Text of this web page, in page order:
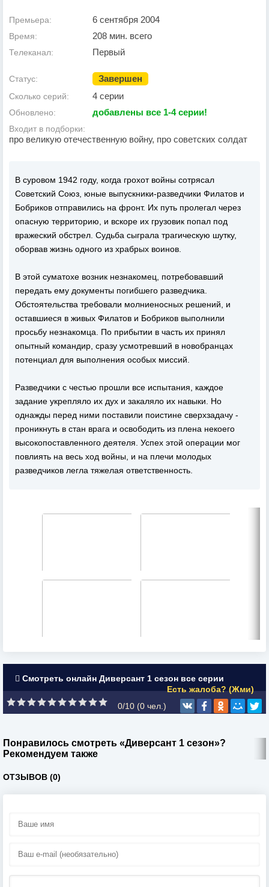
Премьера: 6 сентября 2004
Время: 208 мин. всего
Телеканал: Первый
Статус: Завершен
Сколько серий: 4 серии
Обновлено: добавлены все 1-4 серии!
Входит в подборки:
про великую отечественную войну, про советских солдат
В суровом 1942 году, когда грохот войны сотрясал
Советский Союз, юные выпускники-разведчики Филатов и
Бобриков отправились на фронт. Их путь пролегал через
опасную территорию, и вскоре их грузовик попал под
вражеский обстрел. Судьба сыграла трагическую шутку,
оборвав жизнь одного из храбрых воинов.
В этой суматохе возник незнакомец, потребовавший
передать ему документы погибшего разведчика.
Обстоятельства требовали молниеносных решений, и
оставшиеся в живых Филатов и Бобриков выполнили
просьбу незнакомца. По прибытии в часть их принял
опытный командир, сразу усмотревший в новобранцах
потенциал для выполнения особых миссий.
Разведчики с честью прошли все испытания, каждое
задание укрепляло их дух и закаляло их навыки. Но
однажды перед ними поставили поистине сверхзадачу -
проникнуть в стан врага и освободить из плена некоего
высокопоставленного деятеля. Успех этой операции мог
повлиять на весь ход войны, и на плечи молодых
разведчиков легла тяжелая ответственность.
Смотреть онлайн Диверсант 1 сезон все серии
Есть жалоба? (Жми)
0/10 (0 чел.)
Понравилось смотреть «Диверсант 1 сезон»?
Рекомендуем также
ОТЗЫВОВ (0)